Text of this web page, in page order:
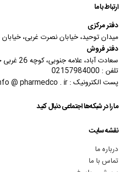
ارتباط با ما
دفتر مرکزی
میدان توحید، خیابان نصرت غربی، خیابان
دفتر فروش
سعادت آباد، علامه جنوبی، کوچه 26 غربی حق طلب، پلاک 41
تلفن : 02157984000
پست الکترونیک : info @ pharmedco . ir
ما را در شبکه‌ها اجتماعی دنبال کنید
نقشه سایت
درباره ما
تماس با ما